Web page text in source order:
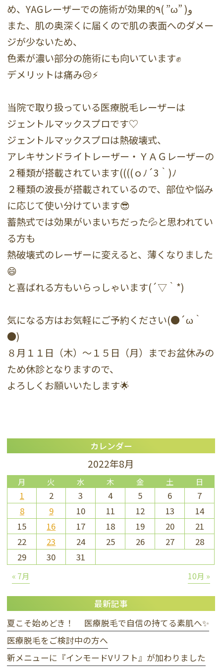
め、YAGレーザーでの施術が効果的٩( ”ω” )و
また、肌の奥深くに届くので肌の表面へのダメー
ジが少ないため、
色素が濃い部分の施術にも向いています✊
デメリットは痛み😢⚡
当院で取り扱っている医療脱毛レーザーは
ジェントルマックスプロです♡
ジェントルマックスプロは熱破壊式、
アレキサンドライトレーザー・ＹＡＧレーザーの
２種類が搭載されています((((ｏﾉ´3｀)ﾉ
２種類の波長が搭載されているので、部位や悩み
に応じて使い分けています😎
蓄熱式では効果がいまいちだった💦と思われてい
る方も
熱破壊式のレーザーに変えると、薄くなりました
😄
と喜ばれる方もいらっしゃいます(´▽｀*)
気になる方はお気軽にご予約ください(●´ω｀
●)
８月１１日（木）～１５日（月）までお盆休みの
ため休診となりますので、
よろしくお願いいたします🌟
カレンダー
2022年8月
月 火 水 木 金 土 日
1 2 3 4 5 6
7
8
9 10 11 12 13
14
15
16 17 18 19 20
21
22
23 24 25 26 27
28
29
30 31
« 7月 10月 »
最新記事
夏こそ始めどき！ 医療脱毛で自信の持てる素肌へ✨
医療脱毛をご検討中の方へ
新メニューに『インモードVリフト』が加わりました